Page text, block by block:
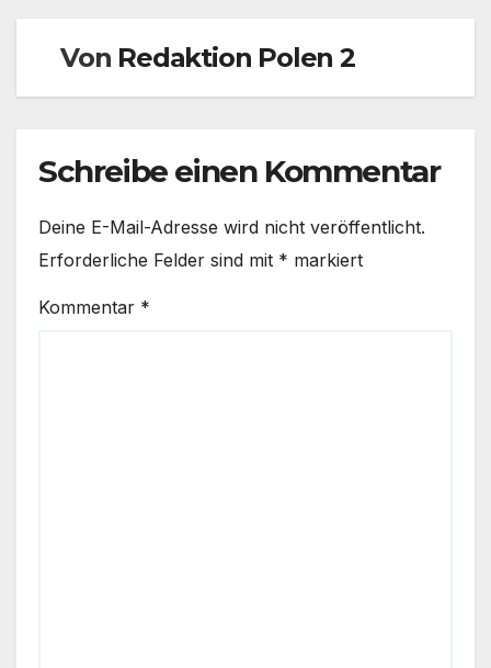
Von Redaktion Polen 2
Schreibe einen Kommentar
Deine E-Mail-Adresse wird nicht veröffentlicht.
Erforderliche Felder sind mit * markiert
Kommentar *